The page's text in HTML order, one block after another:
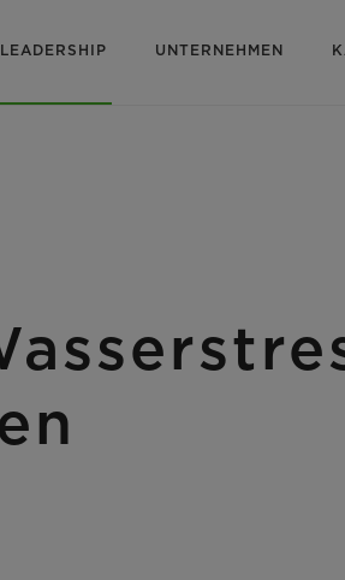
LEADERSHIP UNTERNEHMEN